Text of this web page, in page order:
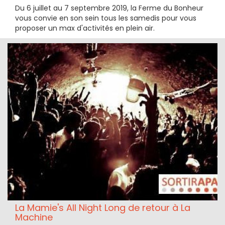
Du 6 juillet au 7 septembre 2019, la Ferme du Bonheur
vous convie en son sein tous les samedis pour vous
proposer un max d'activités en plein air.
La Mamie's All Night Long de retour à La
Machine